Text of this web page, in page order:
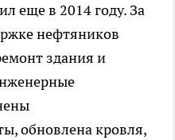
еще в 2014 году. За
нефтяников
здания и
обновлена кровля,